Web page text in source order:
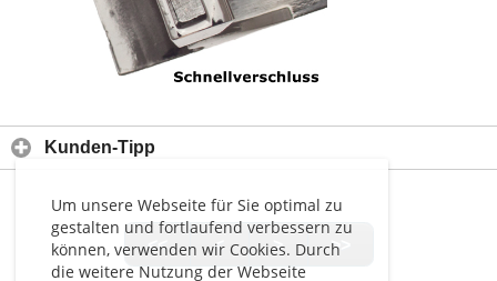
Um unsere Webseite für Sie optimal zu
gestalten und fortlaufend verbessern zu
können, verwenden wir Cookies. Durch
die weitere Nutzung der Webseite
Kunden-Tipp
<< < > >>